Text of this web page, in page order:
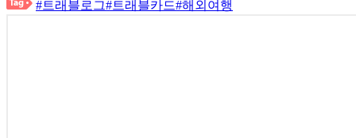
#트래블로그#트래블카드#해외여행